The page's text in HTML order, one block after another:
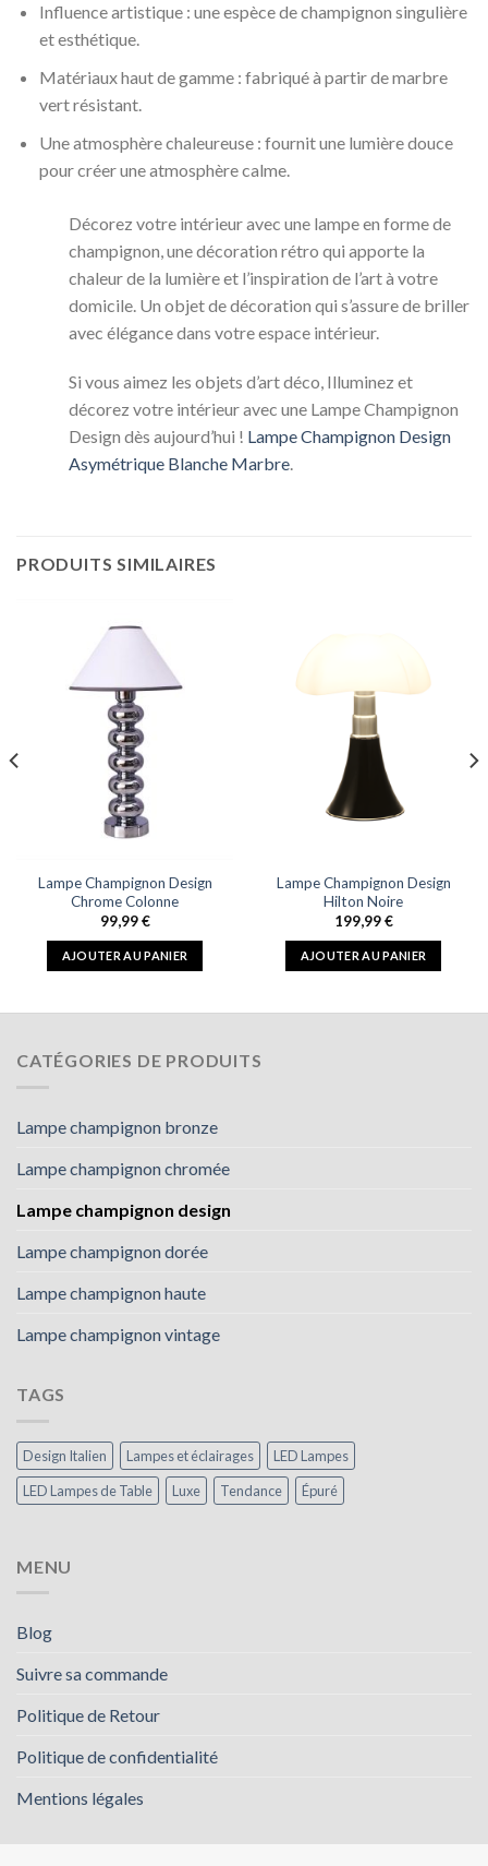
Influence artistique : une espèce de champignon singulière
et esthétique.
Matériaux haut de gamme : fabriqué à partir de marbre
vert résistant.
Une atmosphère chaleureuse : fournit une lumière douce
pour créer une atmosphère calme.
Décorez votre intérieur avec une lampe en forme de
champignon, une décoration rétro qui apporte la
chaleur de la lumière et l’inspiration de l’art à votre
domicile. Un objet de décoration qui s’assure de briller
avec élégance dans votre espace intérieur.
Si vous aimez les objets d’art déco, Illuminez et
décorez votre intérieur avec une Lampe Champignon
Design dès aujourd’hui ! Lampe Champignon Design
Asymétrique Blanche Marbre.
PRODUITS SIMILAIRES
Lampe Champignon Design
Chrome Colonne
99,99€
AJOUTER AU PANIER
Lampe Champignon Design
Hilton Noire
199,99€
AJOUTER AU PANIER
CATÉGORIES DE PRODUITS
Lampe champignon bronze
Lampe champignon chromée
Lampe champignon design
Lampe champignon dorée
Lampe champignon haute
Lampe champignon vintage
TAGS
Design Italien Lampes et éclairages
LED Lampes
LED Lampes de Table
Luxe Tendance Épuré
MENU
Blog
Suivre sa commande
Politique de Retour
Politique de confidentialité
Mentions légales